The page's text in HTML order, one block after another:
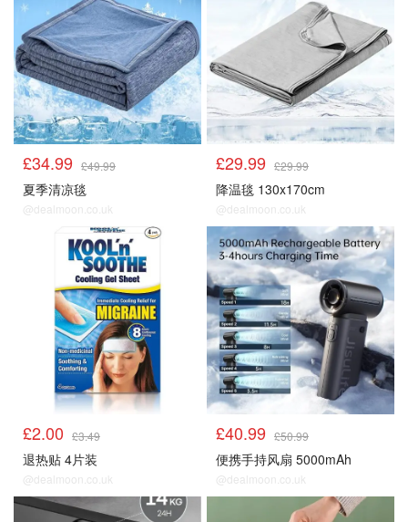
£34.99 £49.99
夏季清凉毯
@dealmoon.co.uk
£29.99 £29.99
降温毯 130x170cm
@dealmoon.co.uk
£2.00 £3.49
退热贴 4片装
@dealmoon.co.uk
降温好物
£40.99 £50.99
便携手持风扇 5000mAh
@dealmoon.co.uk
降温好物